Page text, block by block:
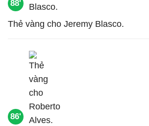
88'
Thẻ vàng cho Jeremy Blasco.
86'